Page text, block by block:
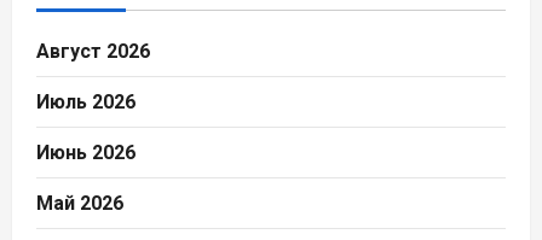
Август 2026
Июль 2026
Июнь 2026
Май 2026